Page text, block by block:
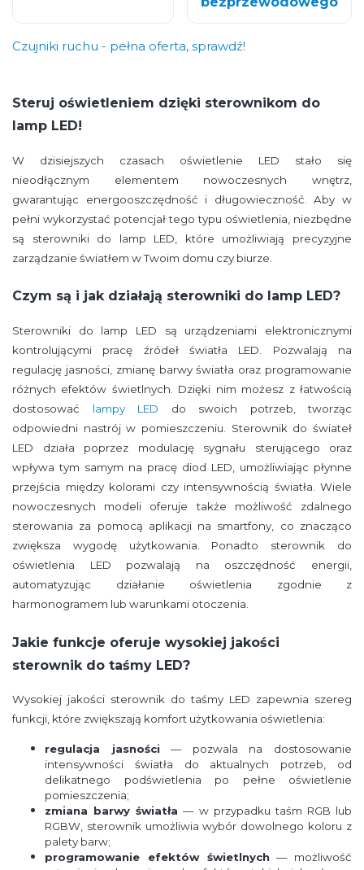
Czujniki ruchu - pełna oferta, sprawdź!
Steruj oświetleniem dzięki sterownikom do
lamp LED!
W dzisiejszych czasach oświetlenie LED stało się
nieodłącznym elementem nowoczesnych wnętrz,
gwarantując energooszczędność i długowieczność. Aby w
pełni wykorzystać potencjał tego typu oświetlenia, niezbędne
są sterowniki do lamp LED, które umożliwiają precyzyjne
zarządzanie światłem w Twoim domu czy biurze.
Czym są i jak działają sterowniki do lamp LED?
Sterowniki do lamp LED są urządzeniami elektronicznymi
kontrolującymi pracę źródeł światła LED. Pozwalają na
regulację jasności, zmianę barwy światła oraz programowanie
różnych efektów świetlnych. Dzięki nim możesz z łatwością
dostosować lampy LED do swoich potrzeb, tworząc
odpowiedni nastrój w pomieszczeniu. Sterownik do świateł
LED działa poprzez modulację sygnału sterującego oraz
wpływa tym samym na pracę diod LED, umożliwiając płynne
przejścia między kolorami czy intensywnością światła. Wiele
nowoczesnych modeli oferuje także możliwość zdalnego
sterowania za pomocą aplikacji na smartfony, co znacząco
zwiększa wygodę użytkowania. Ponadto sterownik do
oświetlenia LED pozwalają na oszczędność energii,
automatyzując działanie oświetlenia zgodnie z
harmonogramem lub warunkami otoczenia.
Jakie funkcje oferuje wysokiej jakości
sterownik do taśmy LED?
Wysokiej jakości sterownik do taśmy LED zapewnia szereg
funkcji, które zwiększają komfort użytkowania oświetlenia:
regulacja jasności— pozwala na dostosowanie
intensywności światła do aktualnych potrzeb, od
delikatnego podświetlenia po pełne oświetlenie
pomieszczenia;
zmiana barwy światła — w przypadku taśm RGB lub
RGBW, sterownik umożliwia wybór dowolnego koloru z
palety barw;
programowanie efektów świetlnych— możliwość